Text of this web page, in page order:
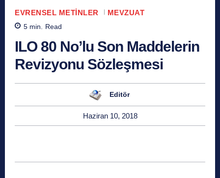
EVRENSEL METINLER MEVZUAT
5 min. Read
ILO 80 No’lu Son Maddelerin
Revizyonu Sözleşmesi
Editör
Haziran 10, 2018